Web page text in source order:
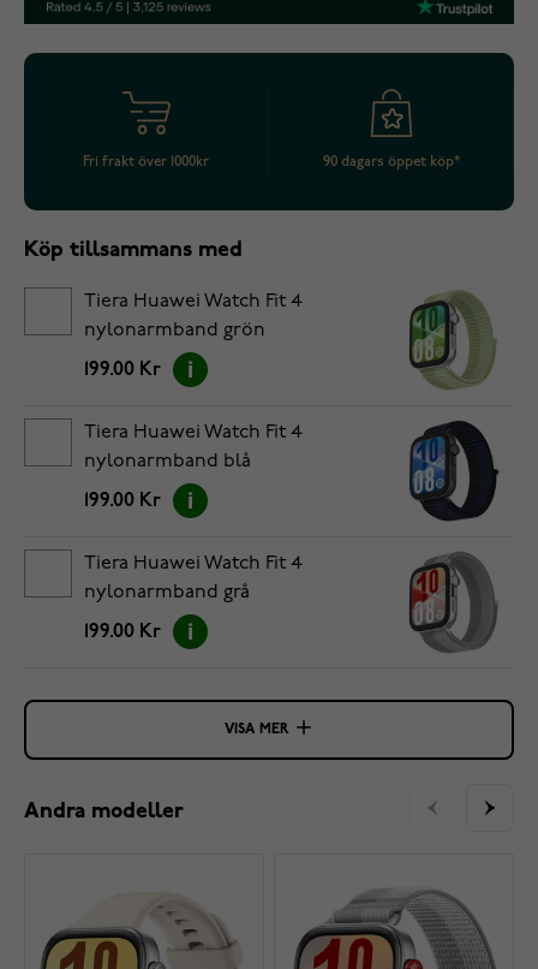
Fri frakt över 1000kr 90 dagars öppet köp*
Köp tillsammans med
Tiera Huawei Watch Fit 4
nylonarmband grön
199.00 Kr
Tiera Huawei Watch Fit 4
nylonarmband blå
199.00 Kr
Tiera Huawei Watch Fit 4
nylonarmband grå
199.00 Kr
VISA MER
Andra modeller